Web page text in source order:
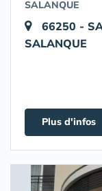
SALANQUE
66250 -
SALANQUE
Plus d'infos